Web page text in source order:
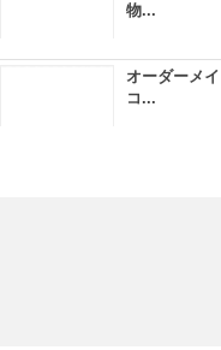
物...
オーダーメ
コ...